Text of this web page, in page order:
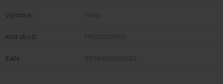
Výrobce: Frsky
Kód zboží: FR03021860
EAN: 8596450108592